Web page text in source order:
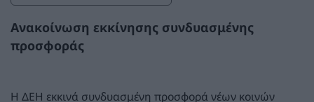
Ανακοίνωση εκκίνησης συνδυασμένης
προσφοράς
Η ΔΕΗ εκκινά συνδυασμένη προσφορά νέων κοινών